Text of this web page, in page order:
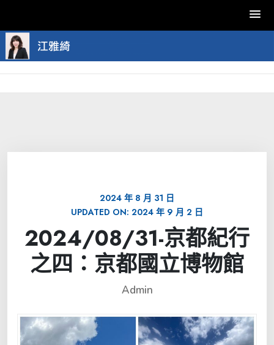
Skip
to
content
2024 年 8 月 31 日
UPDATED ON: 2024 年 9 月 2 日
2024/08/31-京都紀行
之四：京都國立博物館
Admin